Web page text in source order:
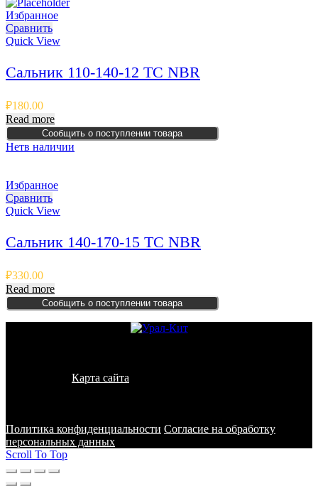
Избранное
Сравнить
Quick View
Сальник 110-140-12 TC NBR
₽180.00
Read more
Сообщить о поступлении товара
Нетв наличии
Избранное
Сравнить
Quick View
Сальник 140-170-15 TC NBR
₽330.00
Read more
Сообщить о поступлении товара
Карта сайта
Политика конфиденциальности Согласие на обработку
персональных данных
Scroll To Top